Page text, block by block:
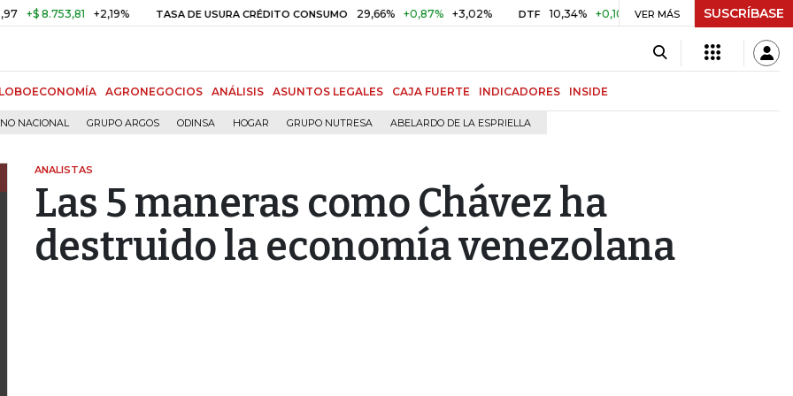
+2,19% TASA DE USURA CRÉDITO CONSUMO 29,66% +0,87% +3,02% DTF 10,34% +0,10% +0,98% UVR $ 416,91 +$ 0,05
VER MÁS SUSCRÍBASE
AGRONEGOCIOS ANÁLISIS ASUNTOS LEGALES CAJA FUERTE INDICADORES INSIDE
NACIONAL GRUPO ARGOS ODINSA HOGAR GRUPO NUTRESA ABELARDO DE LA ESPRIELLA
ANALISTAS
Las 5 maneras como Chávez ha
destruido la economía venezolana